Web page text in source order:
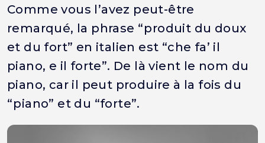
Comme vous l’avez peut-être
remarqué, la phrase “produit du doux
et du fort” en italien est “che fa’ il
piano, e il forte”. De là vient le nom du
piano, car il peut produire à la fois du
“piano” et du “forte”.